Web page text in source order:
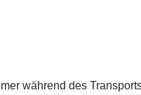
während des